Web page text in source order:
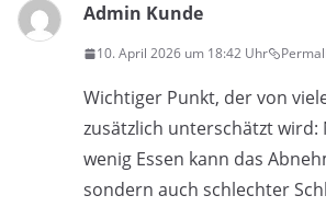
Admin Kunde
10. April 2026 um 18:42 Uhr
Wichtiger Punkt, der von
zusätzlich unterschätzt wird:
wenig Essen kann das
sondern auch schlechter